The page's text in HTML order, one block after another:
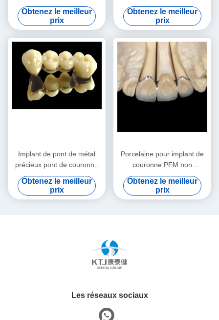
corps corps de balayage
précis pour implants
dentaires
Obtenez le meilleur
prix
PFM couronne
Obtenez le meilleur
prix
Implant de pont de métal
précieux pont de couronne
résistant à l'usure
personnalisé
Obtenez le meilleur
prix
Porcelaine pour implant de
couronne PFM non
précieuse fondue dans une
couronne métallique
Obtenez le meilleur
prix
Les réseaux sociaux